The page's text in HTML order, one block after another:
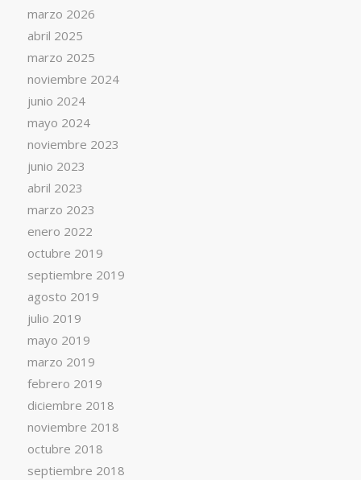
marzo 2026
abril 2025
marzo 2025
noviembre 2024
junio 2024
mayo 2024
noviembre 2023
junio 2023
abril 2023
marzo 2023
enero 2022
octubre 2019
septiembre 2019
agosto 2019
julio 2019
mayo 2019
marzo 2019
febrero 2019
diciembre 2018
noviembre 2018
octubre 2018
septiembre 2018